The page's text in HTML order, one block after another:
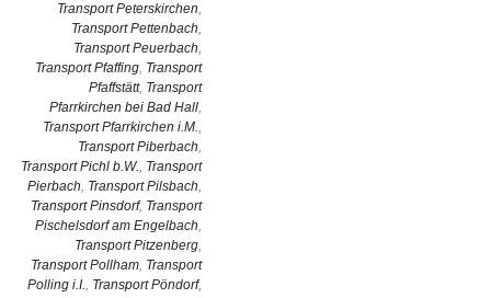
Transport Peterskirchen,
Transport Pettenbach,
Transport Peuerbach,
Transport Pfaffing, Transport
Pfaffstätt, Transport
Pfarrkirchen bei Bad Hall,
Transport Pfarrkirchen i.M.,
Transport Piberbach,
Transport Pichl b.W., Transport
Pierbach, Transport Pilsbach,
Transport Pinsdorf, Transport
Pischelsdorf am Engelbach,
Transport Pitzenberg,
Transport Pollham, Transport
Polling i.I., Transport Pöndorf,